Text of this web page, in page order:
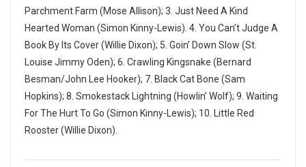
Parchment Farm (Mose Allison); 3. Just Need A Kind
Hearted Woman (Simon Kinny-Lewis). 4. You Can’t Judge A
Book By Its Cover (Willie Dixon); 5. Goin’ Down Slow (St.
Louise Jimmy Oden); 6. Crawling Kingsnake (Bernard
Besman/John Lee Hooker); 7. Black Cat Bone (Sam
Hopkins); 8. Smokestack Lightning (Howlin’ Wolf); 9. Waiting
For The Hurt To Go (Simon Kinny-Lewis); 10. Little Red
Rooster (Willie Dixon).